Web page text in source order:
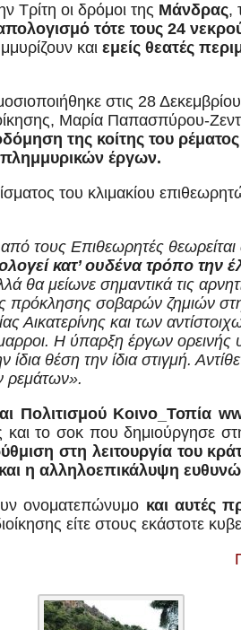
Τρίτη οι δρόμοι της Μάνδρας,
τότε τους 24
και εμείς θεατές
στις 28
Μαρία Παπασπύρου-
της κοίτης του
έργων.
του κλιμακίου
τους Επιθεωρητές θεωρείται
κατ’ ουδένα τρόπο την
θα μείωνε σημαντικά τις
πρόκλησης σοβαρών ζημιών
Αικατερίνης και των
Η ύπαρξη έργων
θέση την ίδια στιγμή.
ρεμάτων».
Πολιτισμού Κοινο_Τοπία
το σοκ που δημιούργησε
στη λειτουργία του
η αλληλοεπικάλυψη
ονοματεπώνυμο και αυτές
είτε στους